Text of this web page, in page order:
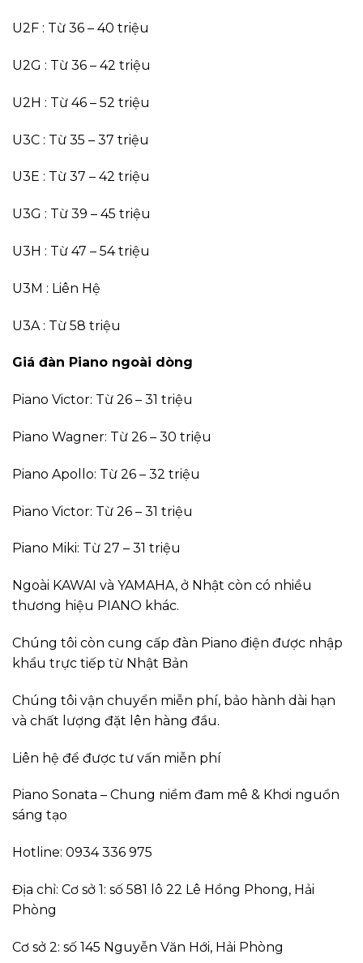
U2F : Từ 36 – 40 triệu
U2G : Từ 36 – 42 triệu
U2H : Từ 46 – 52 triệu
U3C : Từ 35 – 37 triệu
U3E : Từ 37 – 42 triệu
U3G : Từ 39 – 45 triệu
U3H : Từ 47 – 54 triệu
U3M : Liên Hệ
U3A : Từ 58 triệu
Giá đàn Piano ngoài dòng
Piano Victor: Từ 26 – 31 triệu
Piano Wagner: Từ 26 – 30 triệu
Piano Apollo: Từ 26 – 32 triệu
Piano Victor: Từ 26 – 31 triệu
Piano Miki: Từ 27 – 31 triệu
Ngoài KAWAI và YAMAHA, ở Nhật còn có nhiều
thương hiệu PIANO khác.
Chúng tôi còn cung cấp đàn Piano điện được nhập
khẩu trực tiếp từ Nhật Bản
Chúng tôi vận chuyển miễn phí, bảo hành dài hạn
và chất lượng đặt lên hàng đầu.
Liên hệ để được tư vấn miễn phí
Piano Sonata – Chung niềm đam mê & Khơi nguồn
sáng tạo
Hotline: 0934 336 975
Địa chỉ: Cơ sở 1: số 581 lô 22 Lê Hồng Phong, Hải
Phòng
Cơ sở 2: số 145 Nguyễn Văn Hới, Hải Phòng